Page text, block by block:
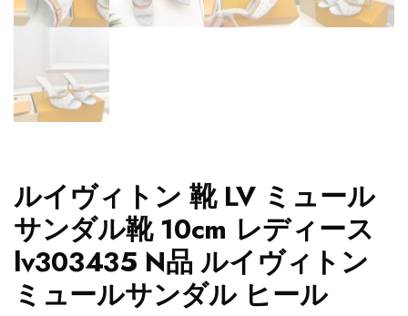
ルイヴィトン 靴 LV ミュール
サンダル靴 10cm レディース
lv303435 N品 ルイヴィトン
ミュールサンダル ヒール